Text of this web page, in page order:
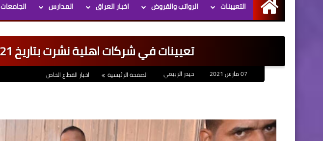
الرئيسية
التعيينات الرواتب والقروض اخبار العراق المدارس الجامعات
تعيينات في شركات اهلية نشرت بتاريخ 7/3/2021
حيدر الربيعي الصفحة الرئيسية اخبار القطاع الخاص